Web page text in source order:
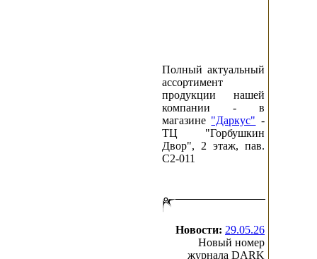
Полный актуальный
ассортимент
продукции нашей
компании - в
магазине "Даркус" -
ТЦ "Горбушкин
Двор", 2 этаж, пав.
C2-011
Новости: 29.05.26
Новый номер
журнала DARK